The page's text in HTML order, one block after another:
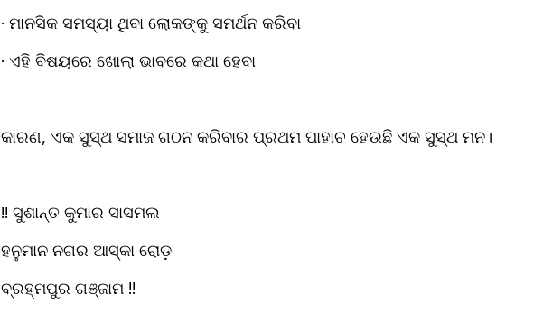
· ମାନସିକ ସମସ୍ୟା ଥିବା ଲୋକଙ୍କୁ ସମର୍ଥନ କରିବା
· ଏହି ବିଷୟରେ ଖୋଲା ଭାବରେ କଥା ହେବା
କାରଣ, ଏକ ସୁସ୍ଥ ସମାଜ ଗଠନ କରିବାର ପ୍ରଥମ ପାହାଚ ହେଉଛି ଏକ ସୁସ୍ଥ ମନ।
!! ସୁଶାନ୍ତ କୁମାର ସାସମଲ
ହନୁମାନ ନଗର ଆସ୍କା ରୋଡ଼
ବ୍ରହ୍ମପୁର ଗଞ୍ଜାମ !!